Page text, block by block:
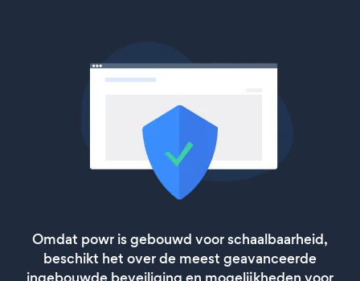
Omdat powr is gebouwd voor schaalbaarheid,
beschikt het over de meest geavanceerde